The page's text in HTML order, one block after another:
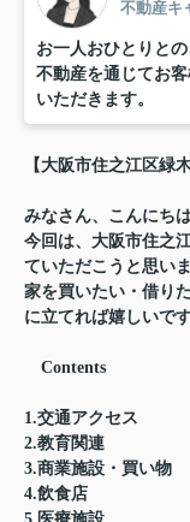
不動産キ
お一人おひとりと
不動産を通じてお
いただきます。
【大阪市住之江区緑
みなさん、こんにち
今回は、大阪市住之
ていただこうと思いま
家を買いたい・借り
に立てれば嬉しいで
Contents
1.交通アクセス
2.教育関連
3.商業施設・買い物
4.飲食店